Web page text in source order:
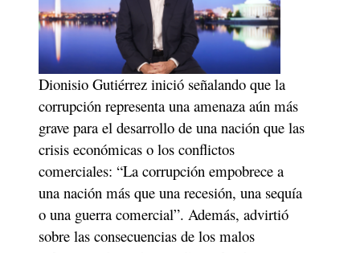
Dionisio Gutiérrez inició señalando que la
corrupción representa una amenaza aún más
grave para el desarrollo de una nación que las
crisis económicas o los conflictos
comerciales: “La corrupción empobrece a
una nación más que una recesión, una sequía
o una guerra comercial”. Además, advirtió
sobre las consecuencias de los malos